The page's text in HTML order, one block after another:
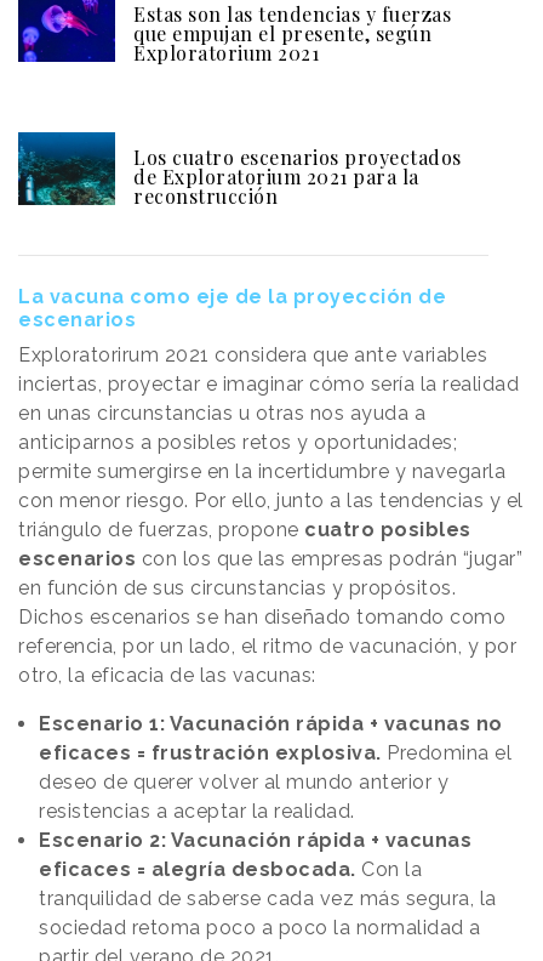
Estas son las tendencias y fuerzas
que empujan el presente, según
Exploratorium 2021
Los cuatro escenarios proyectados
de Exploratorium 2021 para la
reconstrucción
La vacuna como eje de la proyección de
escenarios
Exploratorirum 2021 considera que ante variables
inciertas, proyectar e imaginar cómo sería la realidad
en unas circunstancias u otras nos ayuda a
anticiparnos a posibles retos y oportunidades;
permite sumergirse en la incertidumbre y navegarla
con menor riesgo. Por ello, junto a las tendencias y el
triángulo de fuerzas, propone cuatro posibles
escenarios con los que las empresas podrán “jugar”
en función de sus circunstancias y propósitos.
Dichos escenarios se han diseñado tomando como
referencia, por un lado, el ritmo de vacunación, y por
otro, la eficacia de las vacunas:
Escenario 1: Vacunación rápida + vacunas no
eficaces = frustración explosiva. Predomina el
deseo de querer volver al mundo anterior y
resistencias a aceptar la realidad.
Escenario 2: Vacunación rápida + vacunas
eficaces = alegría desbocada. Con la
tranquilidad de saberse cada vez más segura, la
sociedad retoma poco a poco la normalidad a